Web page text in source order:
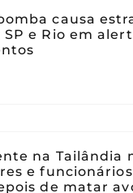
causa
SP e Rio em
na Tailândia
e
de matar